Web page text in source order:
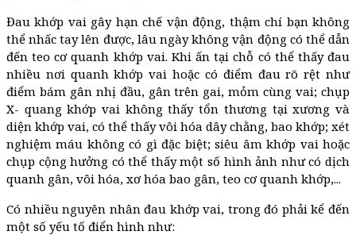
Đau khớp vai gây hạn chế vận động, thậm chí bạn không
thể nhấc tay lên được, lâu ngày không vận động có thể dẫn
đến teo cơ quanh khớp vai. Khi ấn tại chỗ có thể thấy đau
nhiều nơi quanh khớp vai hoặc có điểm đau rõ rệt như
điểm bám gân nhị đầu, gân trên gai, mỏm cùng vai; chụp
X- quang khớp vai không thấy tổn thương tại xương và
diện khớp vai, có thể thấy vôi hóa dây chằng, bao khớp; xét
nghiệm máu không có gì đặc biệt; siêu âm khớp vai hoặc
chụp cộng hưởng có thể thấy một số hình ảnh như có dịch
quanh gân, vôi hóa, xơ hóa bao gân, teo cơ quanh khớp,...
Có nhiều nguyên nhân đau khớp vai, trong đó phải kể đến
một số yếu tố điển hình như: